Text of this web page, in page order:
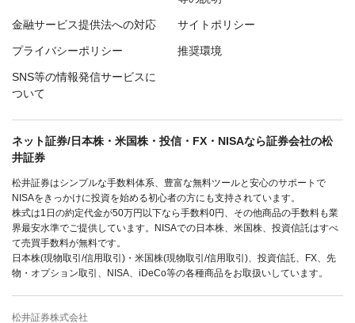
金融サービス提供法への対応 サイトポリシー
プライバシーポリシー 推奨環境
SNS等の情報発信サービスに
ついて
ネット証券/日本株・米国株・投信・FX・NISAなら証券会社の松
井証券
松井証券はシンプルな手数料体系、豊富な無料ツールと安心のサポートで
NISAをきっかけに投資を始める初心者の方にも支持されています。
株式は1日の約定代金が50万円以下なら手数料0円、その他商品の手数料も業
界最安水準でご提供しています。NISAでの日本株、米国株、投資信託はすべ
て売買手数料が無料です。
日本株(現物取引/信用取引)・米国株(現物取引/信用取引)、投資信託、FX、先
物・オプション取引、NISA、iDeCo等の各種商品をお取扱いしています。
松井証券株式会社